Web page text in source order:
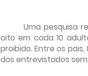
Uma pesquisa
oito em cada 10
proibido. Entre os
dos entrevistados sem